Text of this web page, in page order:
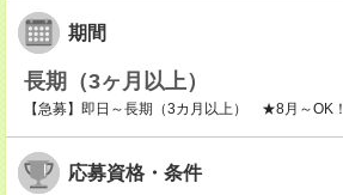
期間
長期（3ヶ月以上）
【急募】即日～長期（3カ月以上） ★8月～OK！
応募資格・条件